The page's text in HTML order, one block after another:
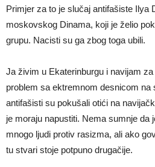
Primjer za to je slučaj antifašiste Ilya
moskovskog Dinama, koji je želio
grupu. Nacisti su ga zbog toga ubili.
Ja živim u Ekaterinburgu i navijam
problem sa ektremnom desnicom na
antifašisti su pokušali otići na
je moraju napustiti. Nema sumnje da
mnogo ljudi protiv rasizma, ali ako
tu stvari stoje potpuno drugačije.